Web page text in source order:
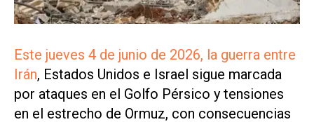
Este jueves 4 de junio de 2026, la guerra entre
Irán, Estados Unidos e Israel sigue marcada
por ataques en el Golfo Pérsico y tensiones
en el estrecho de Ormuz, con consecuencias